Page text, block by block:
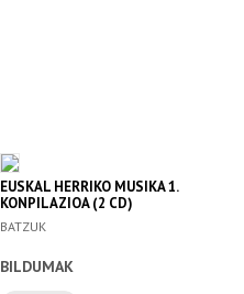
EUSKAL HERRIKO MUSIKA 1.
KONPILAZIOA (2 CD)
BATZUK
BILDUMAK